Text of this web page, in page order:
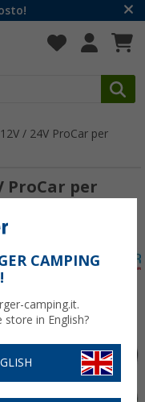
/ 24V ProCar per
ProCar per
m
CAMPING
camping.it.
in English?